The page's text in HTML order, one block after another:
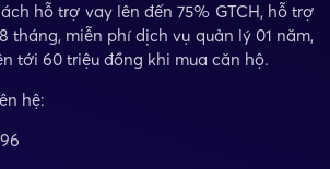
hỗ trợ vay lên đến 75% GTCH, hỗ trợ
tháng, miễn phí dịch vụ quản lý 01 năm,
tới 60 triệu đồng khi mua căn hộ.
hệ: